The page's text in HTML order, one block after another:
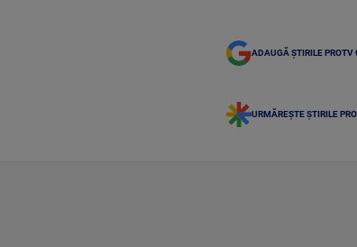
ADAUGĂ ȘTIRILE PROTV
URMĂREȘTE ȘTIRILE